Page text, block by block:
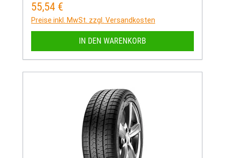
Regulärer Preis:
55,54 €
Preise inkl. MwSt. zzgl. Versandkosten
IN DEN WARENKORB